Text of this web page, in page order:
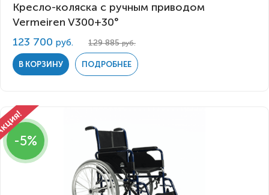
Кресло-коляска с ручным приводом
Vermeiren V300+30°
123 700 руб. 129 885руб.
В КОРЗИНУ ПОДРОБНЕЕ
-5%